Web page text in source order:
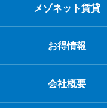
メゾネット賃貸
お得情報
会社概要